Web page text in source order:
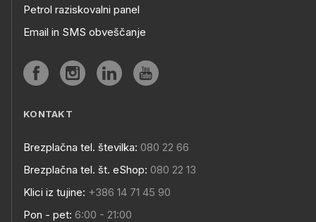
Petrol raziskovalni panel
Email in SMS obveščanje
KONTAKT
Brezplačna tel. številka: 080 22 66
Brezplačna tel. št. eShop: 080 22 13
Klici iz tujine: +386 14 71 45 90
Pon - pet: 6:00 - 21:00